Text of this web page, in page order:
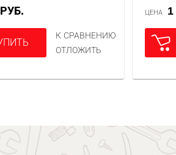
РУБ.
К СРАВНЕНИЮ
ОТЛОЖИТЬ
ЦЕНА